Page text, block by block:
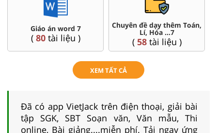
Giáo án word 7
( 80tài liệu )
Chuyên đề dạy thêm Toán,
Lí, Hóa ...7
( 58tài liệu )
XEM TẤT CẢ
Đã có app VietJack trên điện thoại, giải bài
tập SGK, SBT Soạn văn, Văn mẫu, Thi
online, Bài giảng....miễn phí. Tải ngay ứng